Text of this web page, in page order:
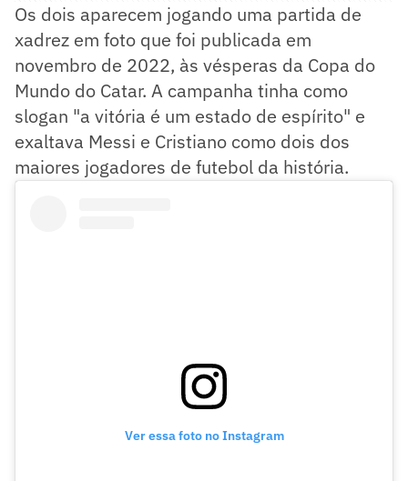
Os dois aparecem jogando uma partida de
xadrez em foto que foi publicada em
novembro de 2022, às vésperas da Copa do
Mundo do Catar. A campanha tinha como
slogan "a vitória é um estado de espírito" e
exaltava Messi e Cristiano como dois dos
maiores jogadores de futebol da história.
Ver essa foto no Instagram